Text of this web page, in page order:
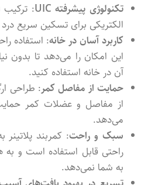
تکنولوژی پیشرفته UIC
: ترکیب
الکتریکی برای تسکین سریع
کاربرد آسان در خانه: استفاده
این امکان را می‌دهد تا بدون
آن در خانه استفاده کنید.
حمایت از مفاصل کمر: طراحی
از مفاصل و عضلات کمر
می‌دهد.
سبک و راحت: کمربند
راحتی قابل استفاده است و
به شما نمی‌دهد.